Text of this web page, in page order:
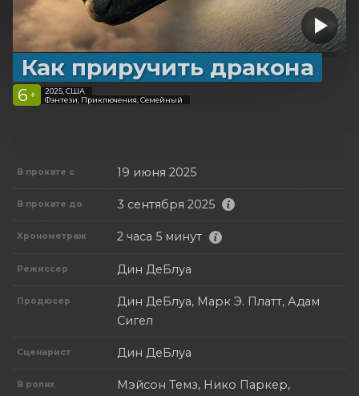
Как приручить дракона
6 +
2025, США
Фэнтези, Приключения, Семейный
В прокате с 19 июня 2025
В прокате до 3 сентября 2025
Хронометраж 2 часа 5 минут
Режиссер Дин ДеБлуа
Продюсер
Дин ДеБлуа, Марк Э. Платт, Адам
Сигел
Сценарист Дин ДеБлуа
В ролях
Мэйсон Темз, Нико Паркер,